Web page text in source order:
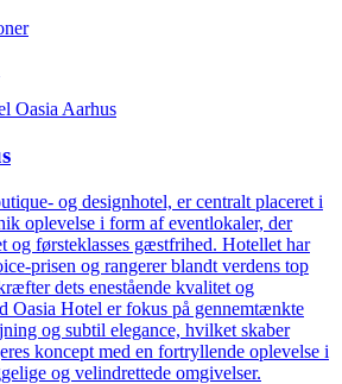
og designhotel, er centralt placeret i
oplevelse i form af eventlokaler, der
og førsteklasses gæstfrihed. Hotellet har
prisen og rangerer blandt verdens top
dets enestående kvalitet og
Oasia Hotel er fokus på gennemtænkte
og subtil elegance, hvilket skaber
koncept med en fortryllende oplevelse i
og velindrettede omgivelser.